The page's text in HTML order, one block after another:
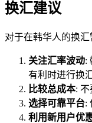
换汇建议
对于在韩华人的换汇
关注汇率波动:
有利时进行换
比较总成本: 不
选择可靠平台:
利用新用户优